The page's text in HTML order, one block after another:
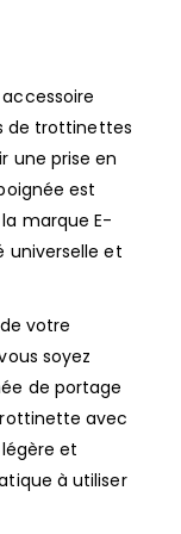
de trottinettes
une prise en
est
marque E-
universelle et
votre
soyez
de portage
avec
et
à utiliser